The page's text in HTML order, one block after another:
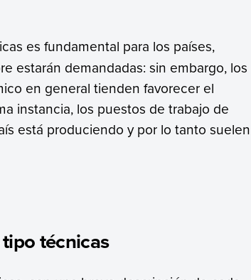
es fundamental para los países,
estarán demandadas: sin embargo, los
en general tienden favorecer el
instancia, los puestos de trabajo de
está produciendo y por lo tanto suelen
técnicas